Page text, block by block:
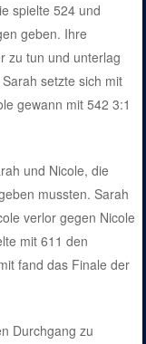
spielte 524 und
geben. Ihre
zu tun und unterlag
setzte sich mit
gewann mit 542 3:1
und Nicole, die
mussten. Sarah
verlor gegen Nicole
mit 611 den
fand das Finale der
Durchgang zu